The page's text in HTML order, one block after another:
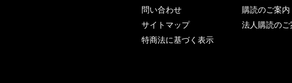
問い合わせ
サイトマップ
特商法に基づく表示
購読のご案内
法人購読のご